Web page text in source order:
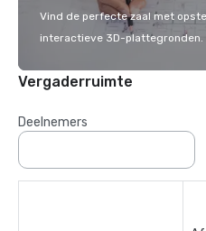
Vind de perfecte zaal met
interactieve 3D-plattegronden.
Vergaderruimte
Deelnemers